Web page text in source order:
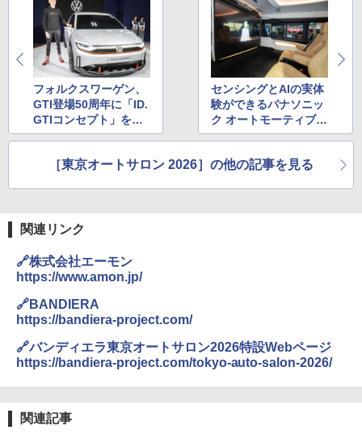
フォルクスワーゲン、
GTI登場50周年に「ID.
GTIコンセプト」を国
内初披露 「導入するに
応援が必要」
センシングとAIの実体
験ができるパナソニッ
ク オートモーティブシ
ステムズブース
［東京オートサロン 2026］の他の記事を見る
関連リンク
🔗株式会社エーモン
https://www.amon.jp/
🔗BANDIERA
https://bandiera-project.com/
🔗バンディエラ東京オートサロン2026特設Webページ
https://bandiera-project.com/tokyo-auto-salon-2026/
関連記事